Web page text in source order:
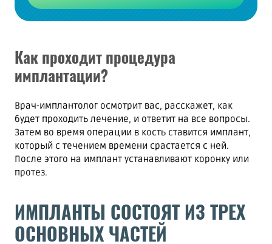
Как проходит процедура
имплантации?
Врач-имплантолог осмотрит вас, расскажет, как
будет проходить лечение, и ответит на все вопросы.
Затем во время операции в кость ставится имплант,
который с течением времени срастается с ней.
После этого на имплант устанавливают коронку или
протез.
ИМПЛАНТЫ СОСТОЯТ ИЗ ТРЕХ
ОСНОВНЫХ ЧАСТЕЙ